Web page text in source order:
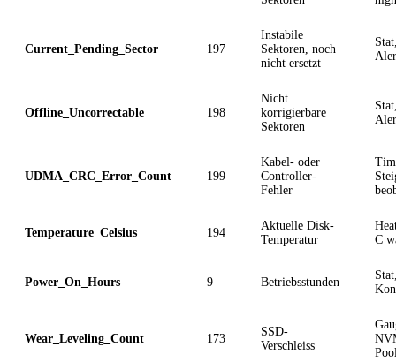
Current_Pending_Sector 197
Instabile
Sektoren, noch
nicht ersetzt
Offline_Uncorrectable 198
Nicht
korrigierbare
Sektoren
UDMA_CRC_Error_Count 199
Kabel- oder
Controller-
Fehler
Temperature_Celsius 194
Aktuelle Disk-
Temperatur
C
Power_On_Hours 9 Betriebsstunden
Wear_Leveling_Count 173
SSD-
Verschleiss